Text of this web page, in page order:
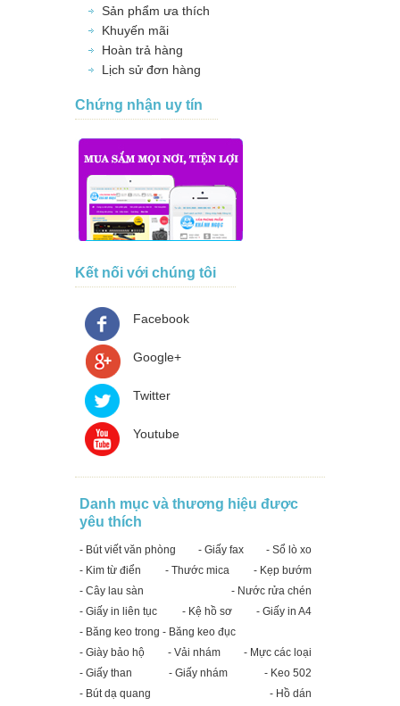
Sản phẩm ưa thích
Khuyến mãi
Hoàn trả hàng
Lịch sử đơn hàng
Chứng nhận uy tín
Kết nối với chúng tôi
Facebook
Google+
Twitter
Youtube
Danh mục và thương hiệu được
yêu thích
- Bút viết văn phòng - Giấy fax
- Sổ lò xo
- Kim từ điển
- Thước mica
- Kẹp bướm
- Cây lau sàn
- Nước rửa chén
- Giấy in liên tục
- Kệ hồ sơ
- Giấy in A4
- Băng keo trong - Băng keo đục
- Giày bảo hộ
- Vải nhám
- Mực các loại
- Giấy than
- Giấy nhám
- Keo 502
- Bút dạ quang
- Hồ dán